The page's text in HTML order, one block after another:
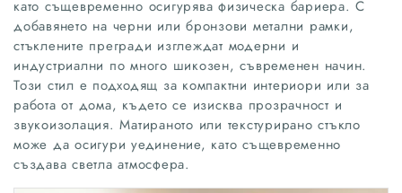
като същевременно осигурява физическа бариера. С
добавянето на черни или бронзови метални рамки,
стъклените прегради изглеждат модерни и
индустриални по много шикозен, съвременен начин.
Този стил е подходящ за компактни интериори или за
работа от дома, където се изисква прозрачност и
звукоизолация. Матираното или текстурирано стъкло
може да осигури уединение, като същевременно
създава светла атмосфера.